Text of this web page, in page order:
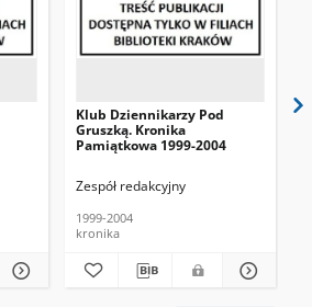
Klub Dziennikarzy Pod
Gruszką. Kronika
Pamiątkowa 1999-2004
Zespół redakcyjny
1999-2004
kronika